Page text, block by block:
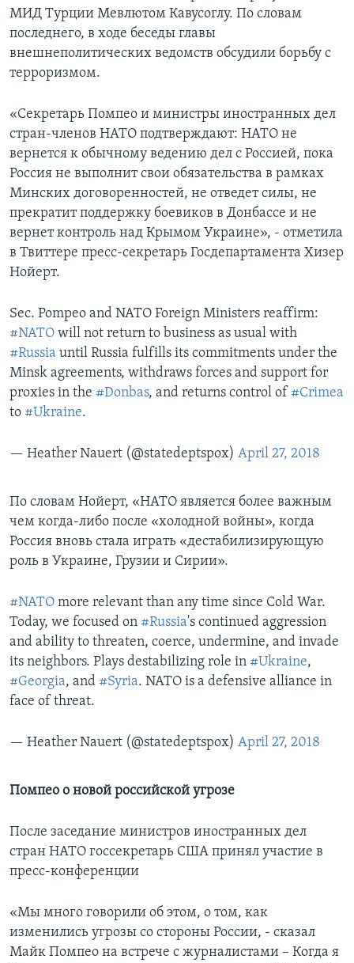
МИД Турции Мевлютом Кавусоглу. По словам
последнего, в ходе беседы главы
внешнеполитических ведомств обсудили борьбу с
терроризмом.
«Секретарь Помпео и министры иностранных дел
стран-членов НАТО подтверждают: НАТО не
вернется к обычному ведению дел с Россией, пока
Россия не выполнит свои обязательства в рамках
Минских договоренностей, не отведет силы, не
прекратит поддержку боевиков в Донбассе и не
вернет контроль над Крымом Украине», - отметила
в Твиттере пресс-секретарь Госдепартамента Хизер
Нойерт.
Sec. Pompeo and NATO Foreign Ministers reaffirm:
#NATO will not return to business as usual with
#Russia until Russia fulfills its commitments under the
Minsk agreements, withdraws forces and support for
proxies in the #Donbas, and returns control of #Crimea
to #Ukraine.
— Heather Nauert (@statedeptspox) April 27, 2018
По словам Нойерт, «НАТО является более важным
чем когда-либо после «холодной войны», когда
Россия вновь стала играть «дестабилизирующую
роль в Украине, Грузии и Сирии».
#NATO more relevant than any time since Cold War.
Today, we focused on #Russia's continued aggression
and ability to threaten, coerce, undermine, and invade
its neighbors. Plays destabilizing role in #Ukraine,
#Georgia, and #Syria. NATO is a defensive alliance in
face of threat.
— Heather Nauert (@statedeptspox) April 27, 2018
Помпео о новой российской угрозе
После заседание министров иностранных дел
стран НАТО госсекретарь США принял участие в
пресс-конференции
«Мы много говорили об этом, о том, как
изменились угрозы со стороны России, - сказал
Майк Помпео на встрече с журналистами – Когда я